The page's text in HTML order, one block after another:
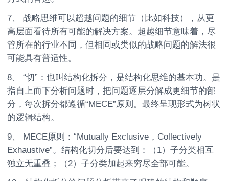
7、 战略思维可以超越问题的细节（比如科技），从更
高层面看待所有可能的解决方案。超越细节意味着，尽
管所在的行业不同，但相同或类似的战略问题的解法很
可能具有普适性。
8、 “切”：也叫结构化拆分，是结构化思维的基本功。是
指自上而下分析问题时，把问题逐层分解成更细节的部
分，每次拆分都遵循“MECE”原则。最终呈现形式为树状
的逻辑结构。
9、 MECE原则：“Mutually Exclusive，Collectively
Exhaustive”。结构化切分后要达到：（1）子分类相互
独立无重叠；（2）子分类加起来穷尽全部可能。